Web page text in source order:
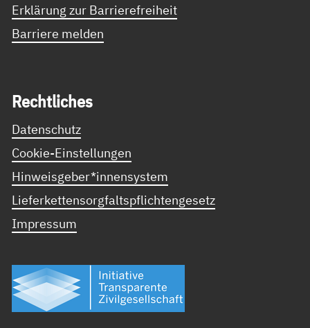
Erklärung zur Barrierefreiheit
Barriere melden
Recht­li­ches
Datenschutz
Cookie-Einstellungen
Hinweisgeber*innensystem
Lieferkettensorgfaltspflichtengesetz
Impressum